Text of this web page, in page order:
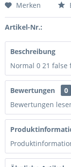
Merken
Artikel-Nr.:
Beschreibung
Normal 0 21 false
Bewertungen
0
Bewertungen